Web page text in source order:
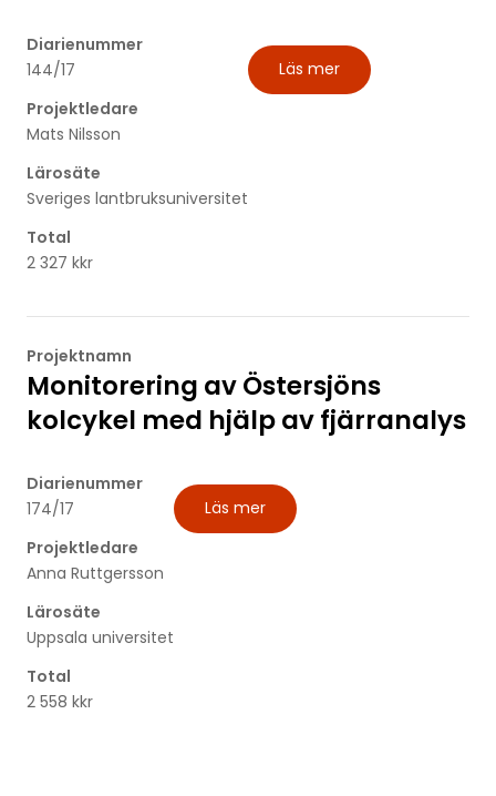
Diarienummer
144/17
Projektledare
Mats Nilsson
Lärosäte
Sveriges lantbruksuniversitet
Total
2 327 kkr
Läs mer
Projektnamn
Monitorering av Östersjöns
kolcykel med hjälp av fjärranalys
Diarienummer
174/17
Projektledare
Anna Ruttgersson
Lärosäte
Uppsala universitet
Total
2 558 kkr
Läs mer